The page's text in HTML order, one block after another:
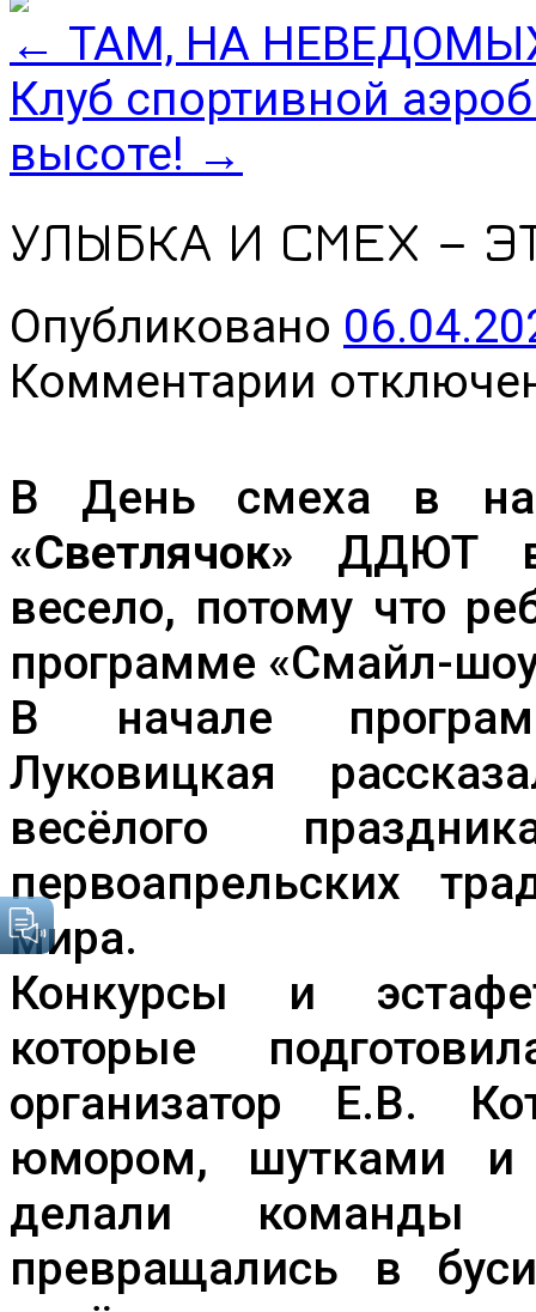
← ТАМ, НА
Клуб спортивной
высоте! →
УЛЫБКА И СМЕХ –
Опубликовано
Комментарии
записи
ЭТО
ВСЕХ!
В День смеха в
«Светлячок» ДДЮТ в
весело, потому что
программе «Смайл-шоу
В начале
Луковицкая
весёлого
первоапрельских
мира.
Конкурсы и
которые
организатор Е.В.
юмором, шутками и
делали
превращались в